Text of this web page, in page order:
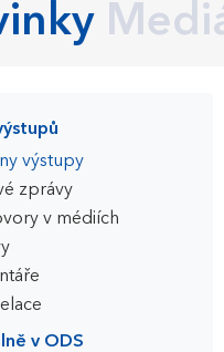
výstupy
zprávy
v médiích
v ODS